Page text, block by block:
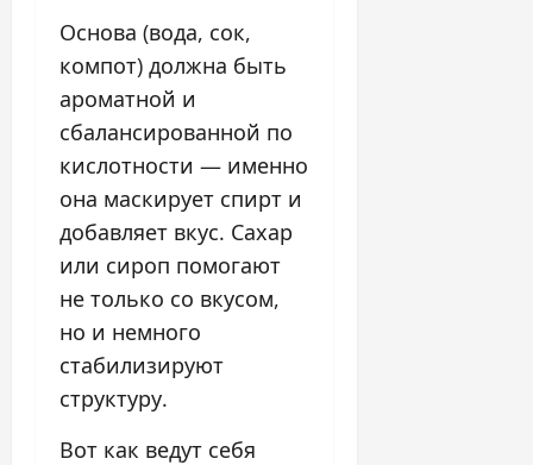
Основа (вода, сок,
компот) должна быть
ароматной и
сбалансированной по
кислотности — именно
она маскирует спирт и
добавляет вкус. Сахар
или сироп помогают
не только со вкусом,
но и немного
стабилизируют
структуру.
Вот как ведут себя